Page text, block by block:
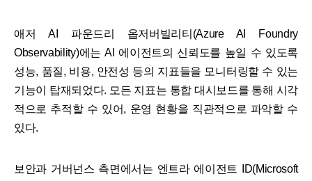
애저 AI 파운드리 옵저버빌리티(Azure AI Foundry
Observability)에는 AI 에이전트의 신뢰도를 높일 수 있도록
성능, 품질, 비용, 안전성 등의 지표들을 모니터링할 수 있는
기능이 탑재되었다. 모든 지표는 통합 대시보드를 통해 시각
적으로 추적할 수 있어, 운영 현황을 직관적으로 파악할 수
있다.
보안과 거버넌스 측면에서는 엔트라 에이전트 ID(Microsoft